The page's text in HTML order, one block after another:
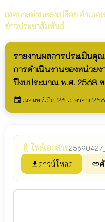
เทศบาลตำบลสงเปลือย อำเภอ
ข่าวประชาสัมพันธ์
รายงานผลการประเมินคุ
การดำเนินงานของหน่วย
ปีงบประมาณ พ.ศ. 2568 ข
eventเผยแพร่เมื่อ 26 เมษายน
attach_file ไฟล์เอกสาร
file_download ดาวน์โหลด link